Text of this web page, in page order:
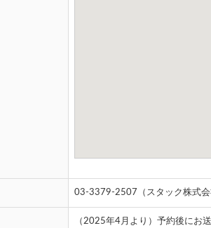
03-3379-2507（スタック株式会
（2025年4月より）予約後にお